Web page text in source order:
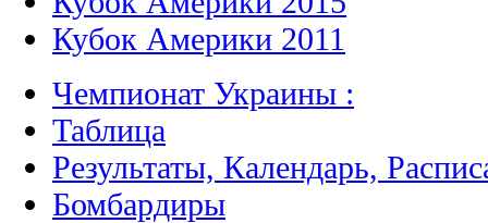
Кубок Америки 2011
Чемпионат Украины :
Таблица
Результаты, Календарь,
Бомбардиры